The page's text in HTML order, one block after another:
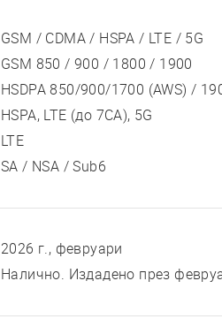
GSM / CDMA / HSPA / LTE / 5G
GSM 850 / 900 / 1800 / 1900
HSDPA 850/900/1700 (AWS) /
HSPA, LTE (до 7CA), 5G
LTE
SA / NSA / Sub6
2026 г., февруари
Налично. Издадено през